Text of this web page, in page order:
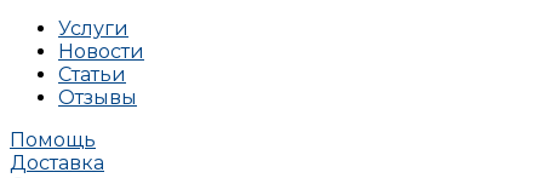
Услуги
Новости
Статьи
Отзывы
Помощь
Доставка